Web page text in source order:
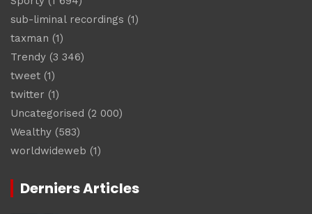
sub-liminal recordings (1)
taxman (1)
Trendy (3 346)
tweet (1)
twitter (1)
Uncategorised (2 000)
Wealthy (583)
worldwideweb (1)
Derniers Articles